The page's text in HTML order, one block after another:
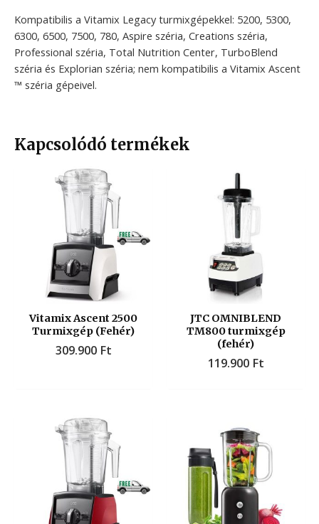
Kompatibilis a Vitamix Legacy turmixgépekkel: 5200, 5300,
6300, 6500, 7500, 780, Aspire széria, Creations széria,
Professional széria, Total Nutrition Center, TurboBlend
széria és Explorian széria; nem kompatibilis a Vitamix Ascent
™ széria gépeivel.
Kapcsolódó termékek
Vitamix Ascent 2500
Turmixgép (Fehér)
309.900 Ft
JTC OMNIBLEND
TM800 turmixgép
(fehér)
119.900 Ft